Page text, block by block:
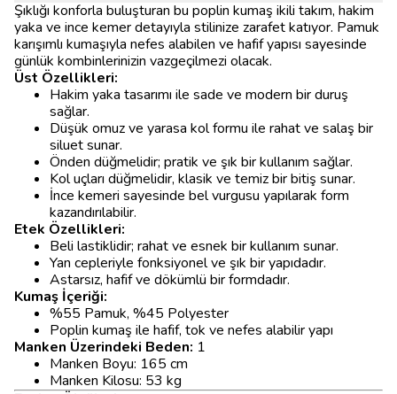
Şıklığı konforla buluşturan bu poplin kumaş ikili takım, hakim
yaka ve ince kemer detayıyla stilinize zarafet katıyor. Pamuk
karışımlı kumaşıyla nefes alabilen ve hafif yapısı sayesinde
günlük kombinlerinizin vazgeçilmezi olacak.
Üst Özellikleri:
Hakim yaka tasarımı ile sade ve modern bir duruş
sağlar.
Düşük omuz ve yarasa kol formu ile rahat ve salaş bir
siluet sunar.
Önden düğmelidir; pratik ve şık bir kullanım sağlar.
Kol uçları düğmelidir, klasik ve temiz bir bitiş sunar.
İnce kemeri sayesinde bel vurgusu yapılarak form
kazandırılabilir.
Etek Özellikleri:
Beli lastiklidir; rahat ve esnek bir kullanım sunar.
Yan cepleriyle fonksiyonel ve şık bir yapıdadır.
Astarsız, hafif ve dökümlü bir formdadır.
Kumaş İçeriği:
%55 Pamuk, %45 Polyester
Poplin kumaş ile hafif, tok ve nefes alabilir yapı
Manken Üzerindeki Beden: 1
Manken Boyu: 165 cm
Manken Kilosu: 53 kg